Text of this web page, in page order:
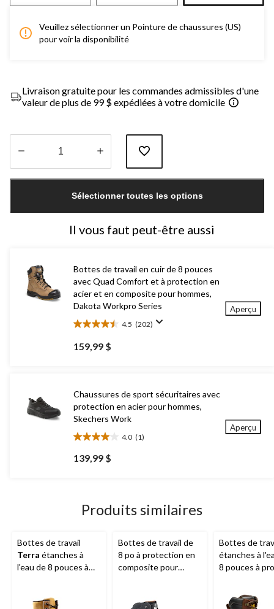
Veuillez sélectionner un Pointure de chaussures (US)
pour voir la disponibilité
Livraison gratuite pour les commandes admissibles d'une
valeur de plus de 99 $ expédiées à votre domicile
jour
Sélectionner toutes les options
Il vous faut peut-être aussi
Bottes de travail en cuir de 8 pouces
avec Quad Comfort et à protection en
acier et en composite pour hommes,
Dakota Workpro Series
4.5 (202)
4.5
étoile(s)
sur
159,99 $
Aperçu
Chaussures de sport sécuritaires avec
protection en acier pour hommes,
Skechers Work
4.0 (1)
4.0
étoile(s)
sur
139,99 $
Aperçu
Produits similaires
Bottes de travail
Terra étanches à
l'eau de 8 pouces à
hommes, Sentry
Bottes de travail de
8 po à protection en
composite pour
Bottes de
étanches à
8 pouces à
CAT